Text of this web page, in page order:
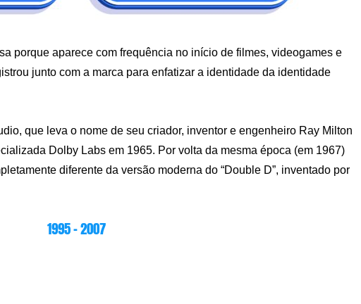
porque aparece com frequência no início de filmes, videogames e
junto com a marca para enfatizar a identidade da identidade
que leva o nome de seu criador, inventor e engenheiro Ray Milton
Dolby Labs em 1965. Por volta da mesma época (em 1967)
diferente da versão moderna do “Double D”, inventado por
1995 – 2007